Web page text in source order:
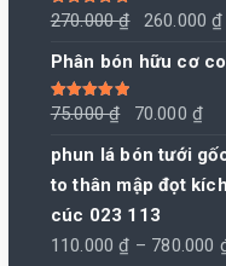
Được xếp
hạng 5.00 5
270.000₫
Giá
gốc
270.000 ₫.
260.000₫
Phân bón hữu cơ
Được xếp
hạng 5.005
75.000₫
Giá
gốc
là:
75.000 ₫.
70.000 ₫
tại
phun lá bón tưới
to thân mập đọt
cúc 023 113
110.000₫ – 780.000